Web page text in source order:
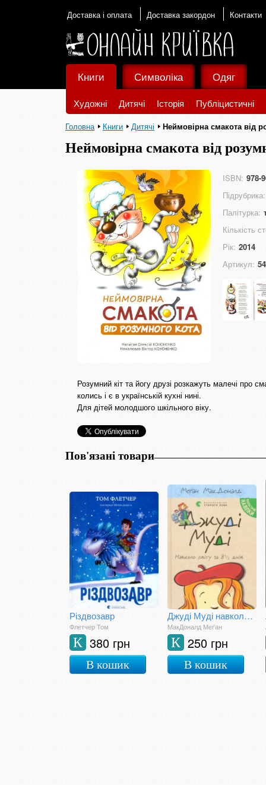
Доставка і оплата Доставка закордон Контакти
Книги
Художні Дитячі Історія Публіцистичні
Символіка Одяг
Головна Книги Дитячі Неймовірна смакота від
Неймовірна смакота від
ISBN: 978-
Підрубрика:
Палітурка:
Кількість
Рік: 2014
Артикул:
Розумний кіт та йогу друзі розкажуть малечі про
колись і є в українській кухні нині.
Для дітей молодшого шкільного віку.
Пов'язані товари
Різдвозавр
Флетчер Том
380 грн
К
В кошик
Джуді Муді навколо світу за 8 1/2 днів
МакДоналд Меґан
250 грн
К
В кошик